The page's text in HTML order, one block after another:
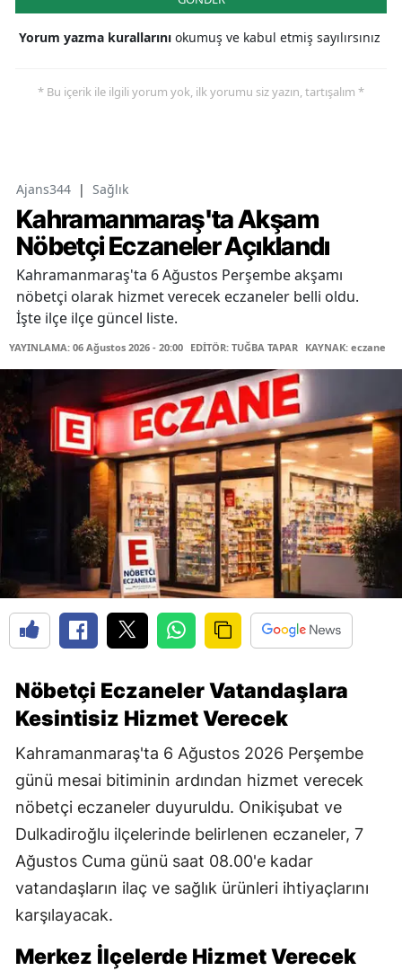
Yorum yazma kurallarını okumuş ve kabul etmiş sayılırsınız
* Bu içerik ile ilgili yorum yok, ilk yorumu siz yazın, tartışalım *
Ajans344 | Sağlık
Kahramanmaraş'ta Akşam
Nöbetçi Eczaneler Açıklandı
Kahramanmaraş'ta 6 Ağustos Perşembe akşamı
nöbetçi olarak hizmet verecek eczaneler belli oldu.
İşte ilçe ilçe güncel liste.
YAYINLAMA: 06 Ağustos 2026 - 20:00 EDİTÖR: TUĞBA TAPAR KAYNAK: eczane
Nöbetçi Eczaneler Vatandaşlara
Kesintisiz Hizmet Verecek
Kahramanmaraş'ta 6 Ağustos 2026 Perşembe
günü mesai bitiminin ardından hizmet verecek
nöbetçi eczaneler duyuruldu. Onikişubat ve
Dulkadiroğlu ilçelerinde belirlenen eczaneler, 7
Ağustos Cuma günü saat 08.00'e kadar
vatandaşların ilaç ve sağlık ürünleri ihtiyaçlarını
karşılayacak.
Merkez İlçelerde Hizmet Verecek